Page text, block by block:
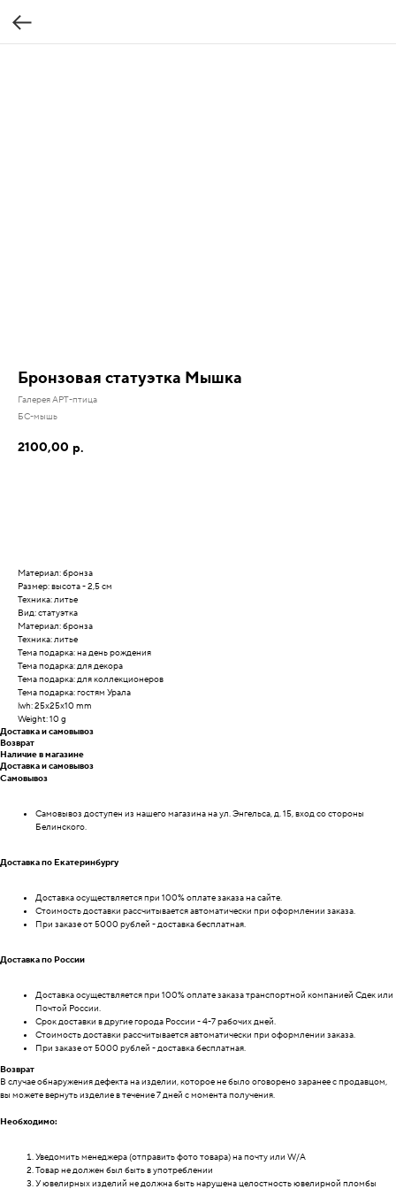
Бронзовая статуэтка Мышка
Галерея АРТ-птица
БС-мышь
2100,00 р.
Материал: бронза
Размер: высота - 2,5 см
Техника: литье
Вид: статуэтка
Материал: бронза
Техника: литье
Тема подарка: на день рождения
Тема подарка: для декора
Тема подарка: для коллекционеров
Тема подарка: гостям Урала
lwh: 25x25x10 mm
Weight: 10 g
Доставка и самовывоз
Возврат
Наличие в магазине
Доставка и самовывоз
Самовывоз
Самовывоз доступен из нашего магазина на ул. Энгельса, д. 15, вход со стороны
Белинского.
Доставка по Екатеринбургу
Доставка осуществляется при 100% оплате заказа на сайте.
Стоимость доставки рассчитывается автоматически при оформлении заказа.
При заказе от 5000 рублей - доставка бесплатная.
Доставка по России
Доставка осуществляется при 100% оплате заказа транспортной компанией Сдек или
Почтой России.
Срок доставки в другие города России - 4-7 рабочих дней.
Стоимость доставки рассчитывается автоматически при оформлении заказа.
При заказе от 5000 рублей - доставка бесплатная.
Возврат
В случае обнаружения дефекта на изделии, которое не было оговорено заранее с продавцом,
вы можете вернуть изделие в течение 7 дней с момента получения.
Необходимо:
Уведомить менеджера (отправить фото товара) на почту или W/А
Товар не должен был быть в употреблении
У ювелирных изделий не должна быть нарушена целостность ювелирной пломбы